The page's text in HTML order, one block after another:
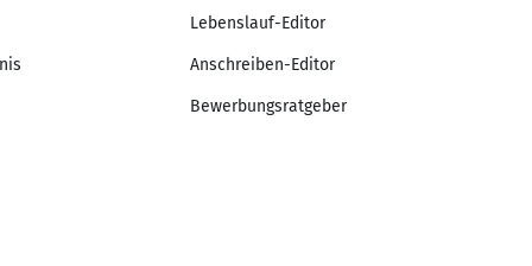
Lebenslauf-Editor
Anschreiben-Editor
Bewerbungsratgeber